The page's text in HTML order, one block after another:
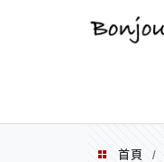
首頁 /